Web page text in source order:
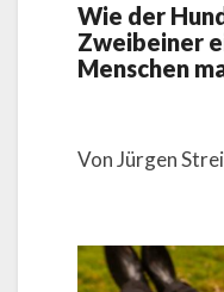
Wie der
Zweibeiner
Menschen
Von Jürgen